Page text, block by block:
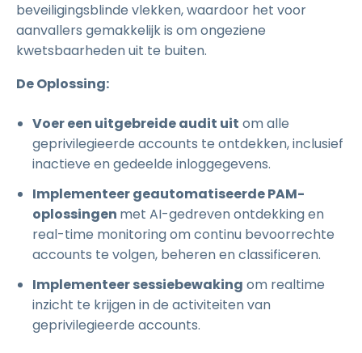
beveiligingsblinde vlekken, waardoor het voor
aanvallers gemakkelijk is om ongeziene
kwetsbaarheden uit te buiten.
De Oplossing:
Voer een uitgebreide audit uit om alle
geprivilegieerde accounts te ontdekken, inclusief
inactieve en gedeelde inloggegevens.
Implementeer geautomatiseerde PAM-
oplossingen met AI-gedreven ontdekking en
real-time monitoring om continu bevoorrechte
accounts te volgen, beheren en classificeren.
Implementeer sessiebewaking om realtime
inzicht te krijgen in de activiteiten van
geprivilegieerde accounts.